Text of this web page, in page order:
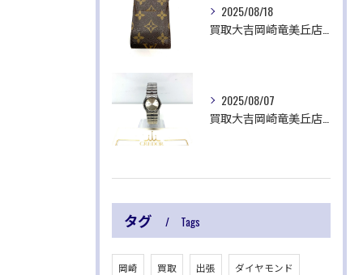
2025/08/18
2025/08/07
タグ Tags
岡崎 買取 出張 ダイヤモンド